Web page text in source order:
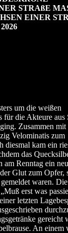
STRAßE
EINER
um die weißen
die Akteure aus
Zusammen mit
Velominatis zum
diesmal kam ein
das
am Renntag ein
Glut zum Opfer,
waren.
erst was
letzten
gereicht
An einem